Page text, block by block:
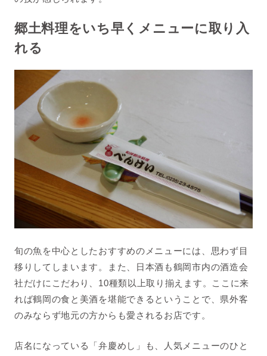
郷土料理をいち早くメニューに取り入
れる
旬の魚を中心としたおすすめのメニューには、思わず目
移りしてしまいます。また、日本酒も鶴岡市内の酒造会
社だけにこだわり、10種類以上取り揃えます。ここに来
れば鶴岡の食と美酒を堪能できるということで、県外客
のみならず地元の方からも愛されるお店です。
店名になっている「弁慶めし」も、人気メニューのひと